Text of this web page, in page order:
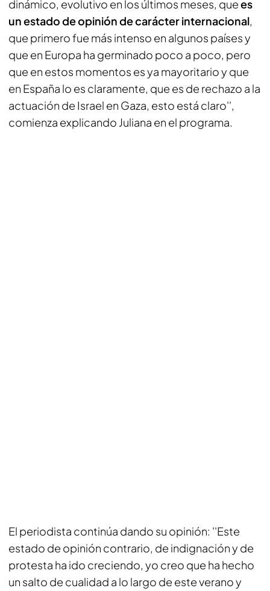
dinámico, evolutivo en los últimos meses, quees
un estado de opinión de carácter internacional,
que primero fue más intenso en algunos países y
que en Europa ha germinado poco a poco, pero
que en estos momentos es ya mayoritario y que
en España lo es claramente, que es de rechazo a la
actuación de Israel en Gaza, esto está claro'',
comienza explicando Juliana en el programa.
El periodista continúa dando su opinión: ''Este
estado de opinión contrario, de indignación y de
protesta ha ido creciendo, yo creo que ha hecho
un salto de cualidad a lo largo de este verano y